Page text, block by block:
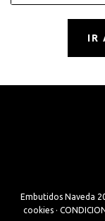
IR
Embutidos Naveda
cookies ·